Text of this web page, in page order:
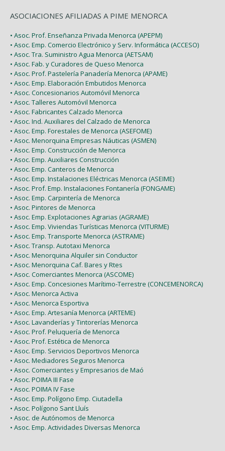
ASOCIACIONES AFILIADAS A PIME MENORCA
• Asoc. Prof. Enseñanza Privada Menorca (APEPM)
• Asoc. Emp. Comercio Electrónico y Serv. Informática (ACCESO)
• Asoc. Tra. Suministro Agua Menorca (AETSAM)
• Asoc. Fab. y Curadores de Queso Menorca
• Asoc. Prof. Pastelería Panadería Menorca (APAME)
• Asoc. Emp. Elaboración Embutidos Menorca
• Asoc. Concesionarios Automóvil Menorca
• Asoc. Talleres Automóvil Menorca
• Asoc. Fabricantes Calzado Menorca
• Asoc. Ind. Auxiliares del Calzado de Menorca
• Asoc. Emp. Forestales de Menorca (ASEFOME)
• Asoc. Menorquina Empresas Náuticas (ASMEN)
• Asoc. Emp. Construcción de Menorca
• Asoc. Emp. Auxiliares Construcción
• Asoc. Emp. Canteros de Menorca
• Asoc. Emp. Instalaciones Eléctricas Menorca (ASEIME)
• Asoc. Prof. Emp. Instalaciones Fontanería (FONGAME)
• Asoc. Emp. Carpintería de Menorca
• Asoc. Pintores de Menorca
• Asoc. Emp. Explotaciones Agrarias (AGRAME)
• Asoc. Emp. Viviendas Turísticas Menorca (VITURME)
• Asoc. Emp. Transporte Menorca (ASTRAME)
• Asoc. Transp. Autotaxi Menorca
• Asoc. Menorquina Alquiler sin Conductor
• Asoc. Menorquina Caf. Bares y Rtes
• Asoc. Comerciantes Menorca (ASCOME)
• Asoc. Emp. Concesiones Marítimo-Terrestre (CONCEMENORCA)
• Asoc. Menorca Activa
• Asoc. Menorca Esportiva
• Asoc. Emp. Artesanía Menorca (ARTEME)
• Asoc. Lavanderías y Tintorerías Menorca
• Asoc. Prof. Peluquería de Menorca
• Asoc. Prof. Estética de Menorca
• Asoc. Emp. Servicios Deportivos Menorca
• Asoc. Mediadores Seguros Menorca
• Asoc. Comerciantes y Empresarios de Maó
• Asoc. POIMA III Fase
• Asoc. POIMA IV Fase
• Asoc. Emp. Polígono Emp. Ciutadella
• Asoc. Polígono Sant Lluís
• Asoc. de Autónomos de Menorca
• Asoc. Emp. Actividades Diversas Menorca